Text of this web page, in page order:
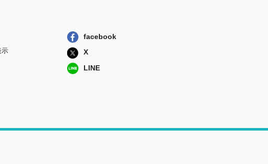
新紀元社
示
facebook
X
LINE